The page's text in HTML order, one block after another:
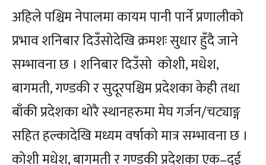
अहिले पश्चिम नेपालमा कायम पानी पार्ने प्रणालीको
प्रभाव शनिबार दिउँसोदेखि क्रमशः सुधार हुँदै जाने
सम्भावना छ । शनिबार दिउँसो कोशी, मधेश,
बागमती, गण्डकी र सुदूरपश्चिम प्रदेशका केही तथा
बाँकी प्रदेशका थोरै स्थानहरुमा मेघ गर्जन/चट्याङ्ग
सहित हल्कादेखि मध्यम वर्षाको मात्र सम्भावना छ ।
कोशी मधेश, बागमती र गण्डकी प्रदेशका एक–दुई